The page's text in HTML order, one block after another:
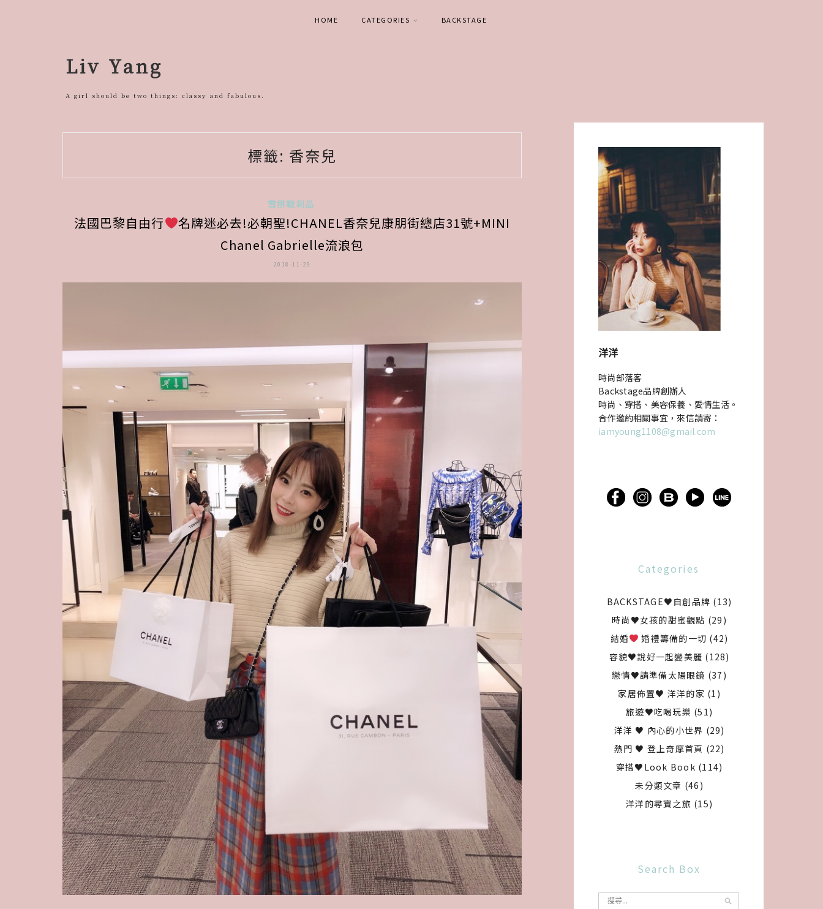
HOME CATEGORIES BACKSTAGE
Liv Yang
A girl should be two things: classy and fabulous.
標籤: 香奈兒
雪拼戰利品
法國巴黎自由行
名牌迷必去!必朝聖!CHANEL香奈兒康朋街總店31號+MINI
Chanel Gabrielle流浪包
2018-11-29
洋洋
時尚部落客
Backstage品牌創辦人
時尚、穿搭、美容保養、愛情生活。
合作邀約相關事宜，來信請寄：
iamyoung1108@gmail.com
Categories
BACKSTAGE♥自創品牌 (13)
時尚♥女孩的甜蜜觀點 (29)
結婚
婚禮籌備的一切 (42)
容貌♥說好一起變美麗 (128)
戀情♥請準備太陽眼鏡 (37)
家居佈置♥ 洋洋的家 (1)
旅遊♥吃喝玩樂 (51)
洋洋 ♥ 內心的小世界 (29)
熱門 ♥ 登上奇摩首頁 (22)
穿搭♥Look Book (114)
未分類文章 (46)
洋洋的尋寶之旅 (15)
Search Box